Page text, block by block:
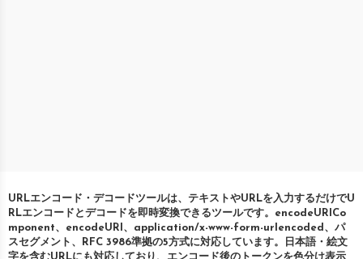
URLエンコード・デコードツールは、テキストやURLを入力するだけでU
RLエンコードとデコードを即時変換できるツールです。encodeURICo
mponent、encodeURI、application/x-www-form-urlencoded、パ
スセグメント、RFC 3986準拠の5方式に対応しています。日本語・絵文